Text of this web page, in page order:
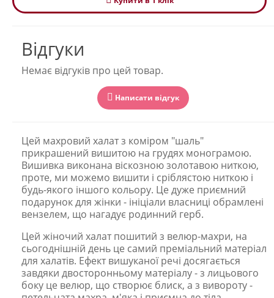
Відгуки
Немає відгуків про цей товар.
Написати відгук
Цей махровий халат з коміром "шаль"
прикрашений вишитою на грудях монограмою.
Вишивка виконана віскозною золотавою ниткою,
проте, ми можемо вишити і сріблястою ниткою і
будь-якого іншого кольору. Це дуже приємний
подарунок для жінки - ініціали власниці обрамлені
вензелем, що нагадує родинний герб.
Цей жіночий халат пошитий з велюр-махри, на
сьогоднішній день це самий преміальний матеріал
для халатів. Ефект вишуканої речі досягається
завдяки двосторонньому матеріалу - з лицьового
боку це велюр, що створює блиск, а з вивороту -